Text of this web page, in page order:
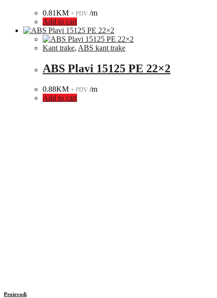
0.81KM + PDV /m
Add to cart
Kant trake, ABS kant trake
ABS Plavi 15125 PE 22×2
0.88KM + PDV /m
Add to cart
Proizvodi